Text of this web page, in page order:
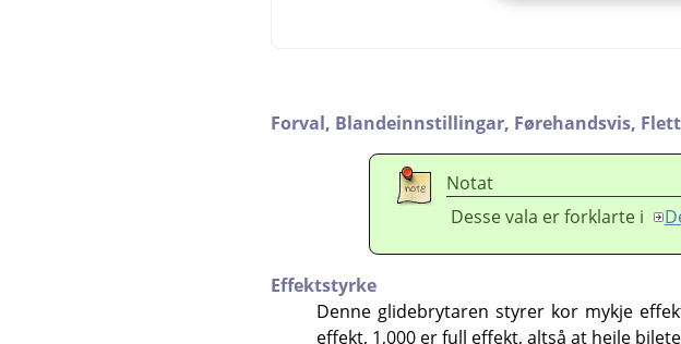
Forval, Blandeinnstillingar, Førehandsvis,
Notat
Desse vala er forklarte i
Effektstyrke
Denne glidebrytaren styrer kor mykje
effekt, 1,000 er full effekt, altså at heile